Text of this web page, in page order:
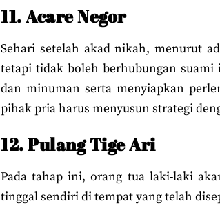
11. Acare Negor
Sehari setelah akad nikah, menurut
tetapi tidak boleh berhubungan
dan minuman serta menyiapkan
pihak pria harus menyusun strategi
12. Pulang Tige Ari
Pada tahap ini, orang tua laki-laki
tinggal sendiri di tempat yang telah